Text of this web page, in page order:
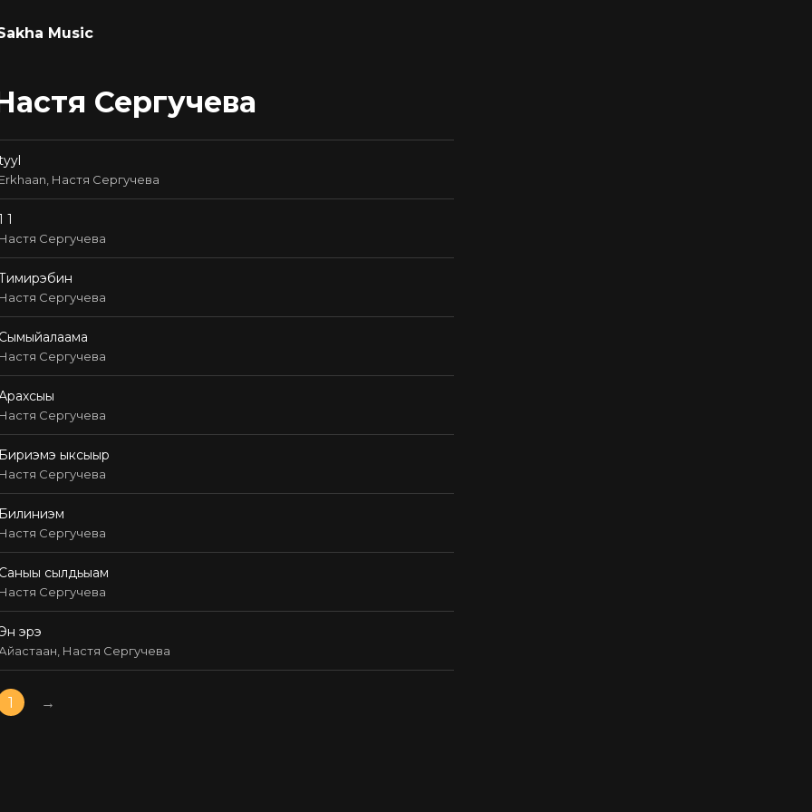
Music
Сергучева
Настя Сергучева
1
Сергучева
Сергучева
Сергучева
Сергучева
ыксыыр
Сергучева
Сергучева
сылдьыам
Сергучева
эрэ
Настя Сергучева
1 →